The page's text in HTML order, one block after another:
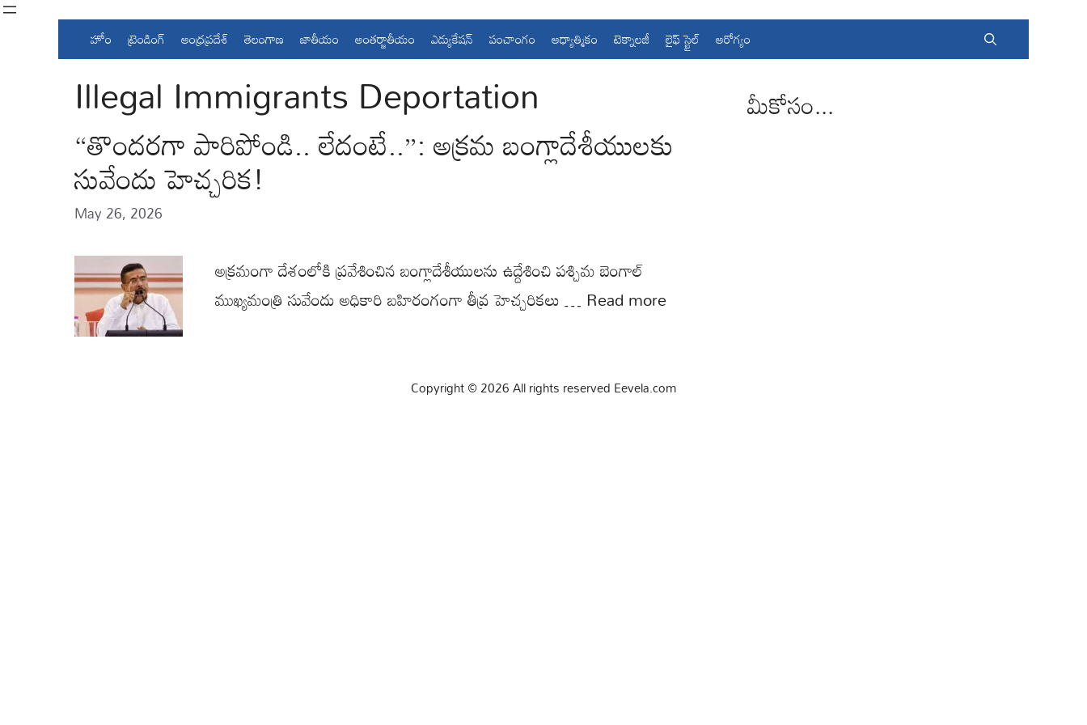
Skip
హోం ట్రెండింగ్ ఆంధ్రప్రదేశ్ తెలంగాణ జాతీయం అంతర్జాతీయం ఎడ్యుకేషన్ పంచాంగం ఆధ్యాత్మికం టెక్నాలజీ లైఫ్ స్టైల్ ఆరోగ్యం
Illegal Immigrants Deportation
“తొందరగా పారిపోండి.. లేదంటే..”: అక్రమ బంగ్లాదేశీయులకు
సువేందు హెచ్చరిక!
May 26, 2026
అక్రమంగా దేశంలోకి ప్రవేశించిన బంగ్లాదేశీయులను ఉద్దేశించి పశ్చిమ బెంగాల్
ముఖ్యమంత్రి సువేందు అధికారి బహిరంగంగా తీవ్ర హెచ్చరికలు … Read more
మీకోసం...
Copyright © 2026 All rights reserved Eevela.com